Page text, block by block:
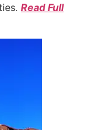
Read Full